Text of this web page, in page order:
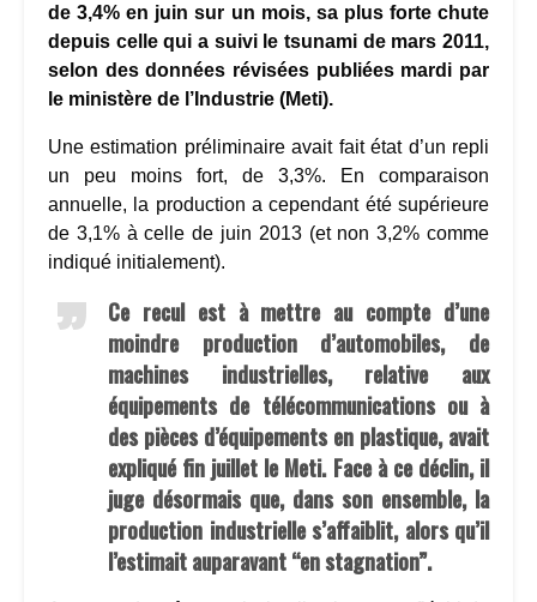
de 3,4% en juin sur un mois, sa plus forte chute
depuis celle qui a suivi le tsunami de mars 2011,
selon des données révisées publiées mardi par
le ministère de l’Industrie (Meti).
Une estimation préliminaire avait fait état d’un repli
un peu moins fort, de 3,3%. En comparaison
annuelle, la production a cependant été supérieure
de 3,1% à celle de juin 2013 (et non 3,2% comme
indiqué initialement).
Ce recul est à mettre au compte d’une
moindre production d’automobiles, de
machines industrielles, relative aux
équipements de télécommunications ou à
des pièces d’équipements en plastique, avait
expliqué fin juillet le Meti. Face à ce déclin, il
juge désormais que, dans son ensemble, la
production industrielle s’affaiblit, alors qu’il
l’estimait auparavant “en stagnation”.